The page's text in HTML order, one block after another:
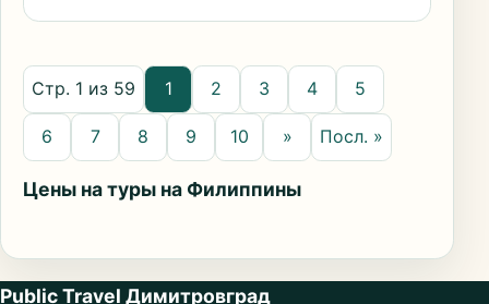
Стр. 1 из 59 1 2 3 4 5
6 7 8 9 10 » Посл. »
Цены на туры на Филиппины
Public Travel Димитровград